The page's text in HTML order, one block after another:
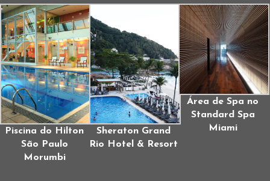
Piscina do Hilton
São Paulo
Morumbi
Sheraton Grand
Rio Hotel & Resort
Área de Spa no
Standard Spa
Miami